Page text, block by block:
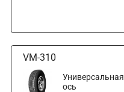
VM-310
Универсальная
ось